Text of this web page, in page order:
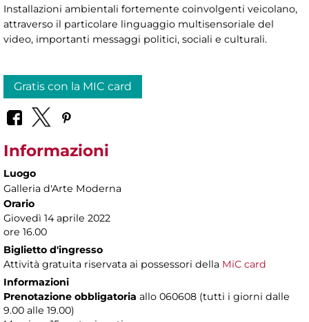
Installazioni ambientali fortemente coinvolgenti veicolano,
attraverso il particolare linguaggio multisensoriale del
video, importanti messaggi politici, sociali e culturali.
Gratis con la MIC card
Informazioni
Luogo
Galleria d'Arte Moderna
Orario
Giovedì 14 aprile 2022
ore 16.00
Biglietto d'ingresso
Attività gratuita riservata ai possessori della MiC card
Informazioni
Prenotazione obbligatoria allo 060608 (tutti i giorni dalle
9.00 alle 19.00)